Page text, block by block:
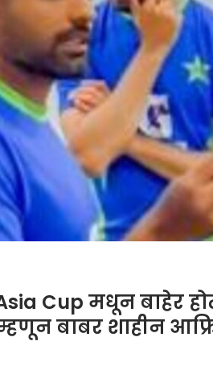
Cup मधून बाहेर
बाबर शाहीन